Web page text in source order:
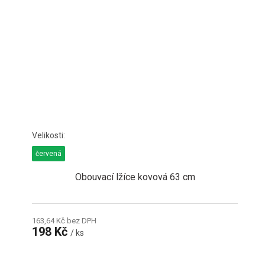
Obouvací lžíce kovová 63 cm
163,64 Kč bez DPH
198 Kč/ ks
červená